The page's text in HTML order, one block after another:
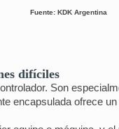
Fuente: KDK Argentina
difíciles
Son
encapsulada ofrece